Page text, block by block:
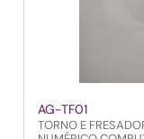
AG-TF01
TORNO E